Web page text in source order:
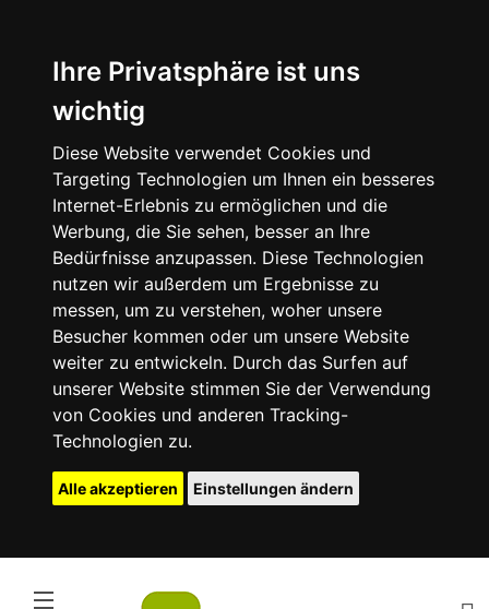
Ihre Privatsphäre ist uns
wichtig
Diese Website verwendet Cookies und
Targeting Technologien um Ihnen ein besseres
Internet-Erlebnis zu ermöglichen und die
Werbung, die Sie sehen, besser an Ihre
Bedürfnisse anzupassen. Diese Technologien
nutzen wir außerdem um Ergebnisse zu
messen, um zu verstehen, woher unsere
Besucher kommen oder um unsere Website
weiter zu entwickeln. Durch das Surfen auf
unserer Website stimmen Sie der Verwendung
von Cookies und anderen Tracking-
Technologien zu.
Alle akzeptieren Einstellungen ändern